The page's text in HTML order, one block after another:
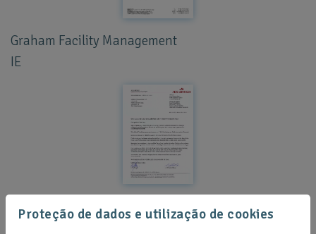
Graham Facility Management
IE
Alte Leipziger Insurance Company
Proteção de dados e utilização de cookies